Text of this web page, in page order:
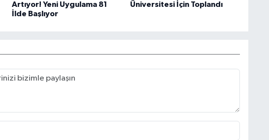
Artıyor! Yeni Uygulama 81
İlde Başlıyor
Üniversitesi İçin Toplandı